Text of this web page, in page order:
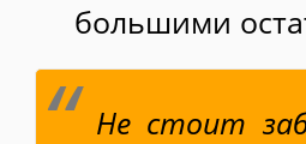
большими
Не стоит